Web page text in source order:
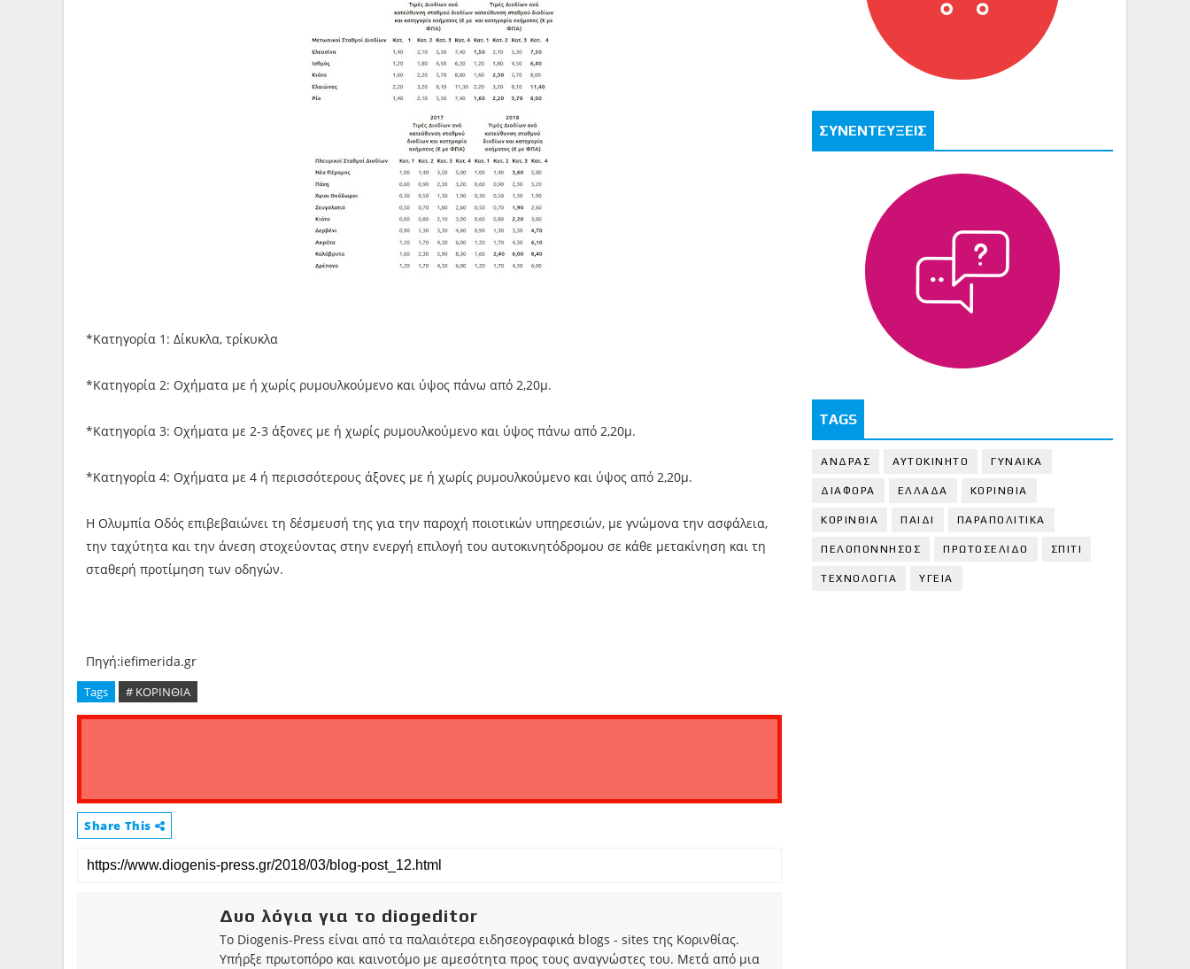
*Κατηγορία 1: Δίκυκλα, τρίκυκλα
*Κατηγορία 2: Οχήματα με ή χωρίς ρυμουλκούμενο και ύψος πάνω από 2,20μ.
*Κατηγορία 3: Οχήματα με 2-3 άξονες με ή χωρίς ρυμουλκούμενο και ύψος πάνω από 2,20μ.
*Κατηγορία 4: Οχήματα με 4 ή περισσότερους άξονες με ή χωρίς ρυμουλκούμενο και ύψος από 2,20μ.
Η Ολυμπία Οδός επιβεβαιώνει τη δέσμευσή της για την παροχή ποιοτικών υπηρεσιών, με γνώμονα την ασφάλεια,
την ταχύτητα και την άνεση στοχεύοντας στην ενεργή επιλογή του αυτοκινητόδρομου σε κάθε μετακίνηση και τη
σταθερή προτίμηση των οδηγών.
Πηγή:iefimerida.gr
Tags # ΚΟΡΙΝΘΙΑ
Share This
Δυο λόγια για το diogeditor
Το Diogenis-Press είναι από τα παλαιότερα ειδησεογραφικά blogs - sites της Κορινθίας.
Υπήρξε πρωτοπόρο και καινοτόμο με αμεσότητα προς τους αναγνώστες του. Μετά από μια
ΣΥΝΕΝΤΕΥΞΕΙΣ
TAGS
ΑΝΔΡΑΣ ΑΥΤΟΚΙΝΗΤΟ ΓΥΝΑΙΚΑ
ΔΙΑΦΟΡΑ ΕΛΛΑΔΑ ΚΟΡΙΝΘΙΑ
ΚΟΡΙΝΘΙA ΠΑΙΔΙ ΠΑΡΑΠΟΛΙΤΙΚΑ
ΠΕΛΟΠΟΝΝΗΣΟΣ ΠΡΩΤΟΣΕΛΙΔΟ ΣΠΙΤΙ
ΤΕΧΝΟΛΟΓΙΑ ΥΓΕΙΑ